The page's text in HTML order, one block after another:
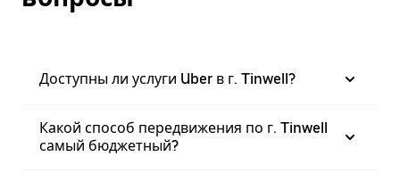
Доступны ли услуги Uber в г. Tinwell?
Какой способ передвижения по г. Tinwell
самый бюджетный?